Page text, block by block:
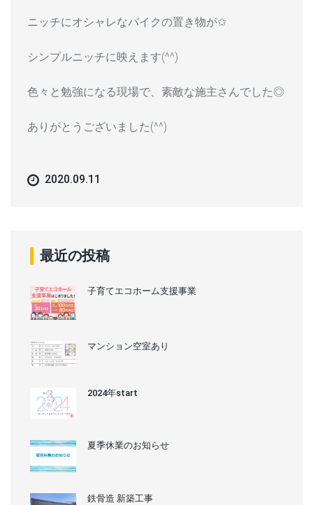
ニッチにオシャレなバイクの置き物が✩
シンプルニッチに映えます(^^)
色々と勉強になる現場で、素敵な施主さんでした◎
ありがとうございました(^^)
2020.09.11
最近の投稿
子育てエコホーム支援事業
マンション空室あり
2024年start
夏季休業のお知らせ
鉄骨造 新築工事